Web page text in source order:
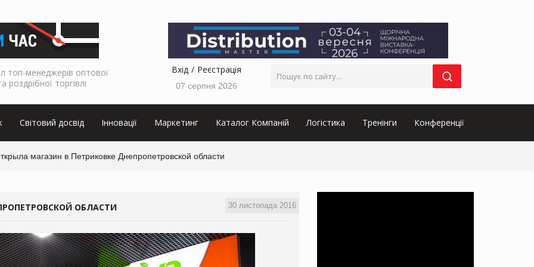
топ-менеджерів оптової
роздрібної торгівлі
Вхід Реєстрація
07 серпня 2026
Світовий досвід Інновації Маркетинг Каталог Компаній Логістика Тренінги Конференції
магазин в Петриковке Днепропетровской области
30 листопада 2016
ОБЛАСТИ